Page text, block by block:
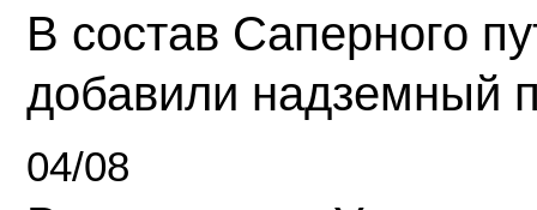
В состав Саперного
добавили надземный
04/08